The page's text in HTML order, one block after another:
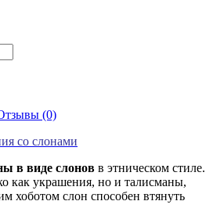
(0)
со слонами
в виде слонов в этническом стиле.
как украшения, но и талисманы,
хоботом слон способен втянуть